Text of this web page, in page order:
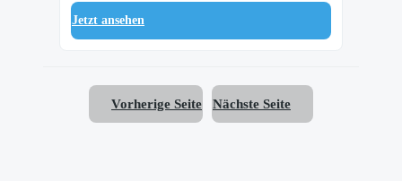
Jetzt ansehen
Vorherige Seite Nächste Seite